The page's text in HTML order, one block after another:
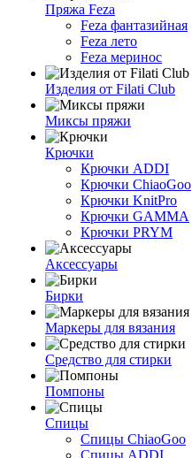
Пряжа Feza
Feza фантазийная
Feza лето
Feza меринос
Изделия от Filati Club
Миксы пряжи
Крючки
Крючки ADDI
Крючки ChiaoGoo
Крючки KnitPro
Крючки GAMMA
Крючки PRYM
Аксессуары
Бирки
Маркеры для вязания
Средство для стирки
Помпоны
Спицы
Спицы ChiaoGoo
Спицы ADDI